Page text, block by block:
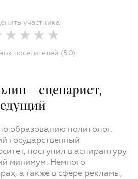
участника
посетителей (5.0)
– сценарист,
образованию политолог.
государственный
поступил в аспирантуру
минимум. Немного
а также в сфере рекламы,